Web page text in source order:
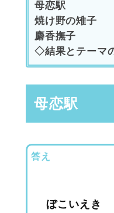
母恋駅
焼け野の雉子
麝香撫子
◇結果とテーマ
母恋駅
答え
ぼこいえき